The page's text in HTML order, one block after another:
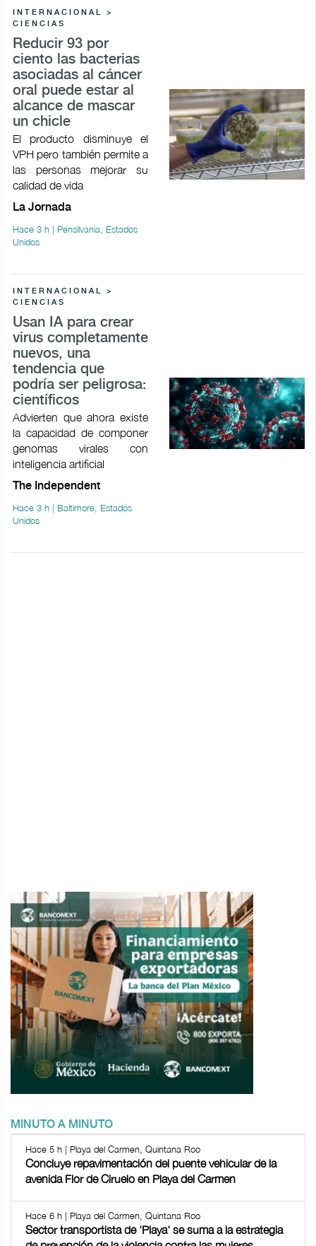
INTERNACIONAL >
CIENCIAS
Reducir 93 por
ciento las bacterias
asociadas al cáncer
oral puede estar al
alcance de mascar
un chicle
El producto disminuye el
VPH pero también permite a
las personas mejorar su
calidad de vida
La Jornada
Hace 3 h | Pensilvania, Estados
Unidos
INTERNACIONAL >
CIENCIAS
Usan IA para crear
virus completamente
nuevos, una
tendencia que
podría ser peligrosa:
científicos
Advierten que ahora existe
la capacidad de componer
genomas virales con
inteligencia artificial
The Independent
Hace 3 h | Baltimore, Estados
Unidos
MINUTO A MINUTO
Hace 5 h | Playa del Carmen, Quintana Roo
Concluye repavimentación del puente vehicular de la
avenida Flor de Ciruelo en Playa del Carmen
Hace 6 h | Playa del Carmen, Quintana Roo
Sector transportista de 'Playa' se suma a la estrategia